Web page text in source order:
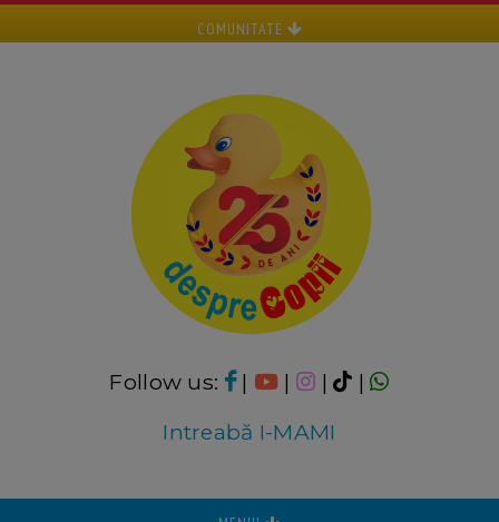
COMUNITATE
Follow us: | | |
|
Intreabă I-MAMI